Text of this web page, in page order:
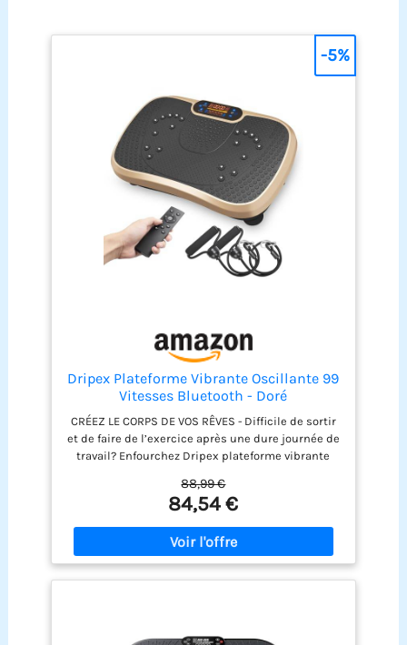
Dripex Plateforme Vibrante Oscillante 99
Vitesses Bluetooth - Doré
CRÉEZ LE CORPS DE VOS RÊVES - Difficile de sortir
et de faire de l’exercice après une dure journée de
travail? Enfourchez Dripex plateforme vibrante
silhouette idéale chez vous! Le système crée des
vibrations corporelles complètes qui stimulent
les muscles, provoquant une contraction
musculaire accrue et une activation accrue. Ce
type d'appareil favorise les réflexes, brûlant ainsi
calories et graisses. SOULAGEMENT, RÉÉDUCATION
88,99 €
84,54 €
-5%